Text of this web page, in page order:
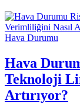
Hava Durumu
Hava
Teknoloji
Artırıyor?